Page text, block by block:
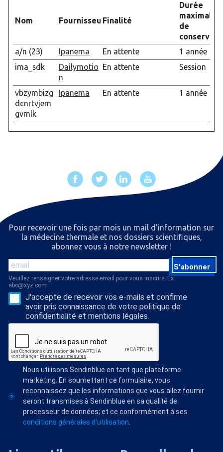
Nom FournisseurFinalité
Durée
maximale
de
a/n (23)
Ipanema En attente
1 année
ima_sdk
Dailymotio
n
En attente Session
vbzymbizg
dcnrtvjem
gvmlk
Ipanema En attente 1 année
Pour recevoir une fois par mois un mail d'information sur
la médecine thermale et nos dossiers scientiﬁques,
abonnez vous à notre newsletter !
S'abonner
Veuillez renseigner votre adresse email pour vous inscrire. Ex. :
abc@xyz.com
J'accepte de recevoir vos e-mails et confirme
avoir pris connaissance de votre politique de
confidentialité et mentions légales.
Nous utilisons Sendinblue en tant que plateforme
marketing. En soumettant ce formulaire, vous
reconnaissez que les informations que vous allez fournir
seront transmises à Sendinblue en sa qualité de
processeur de données; et ce conformément à ses
conditions générales d'utilisation